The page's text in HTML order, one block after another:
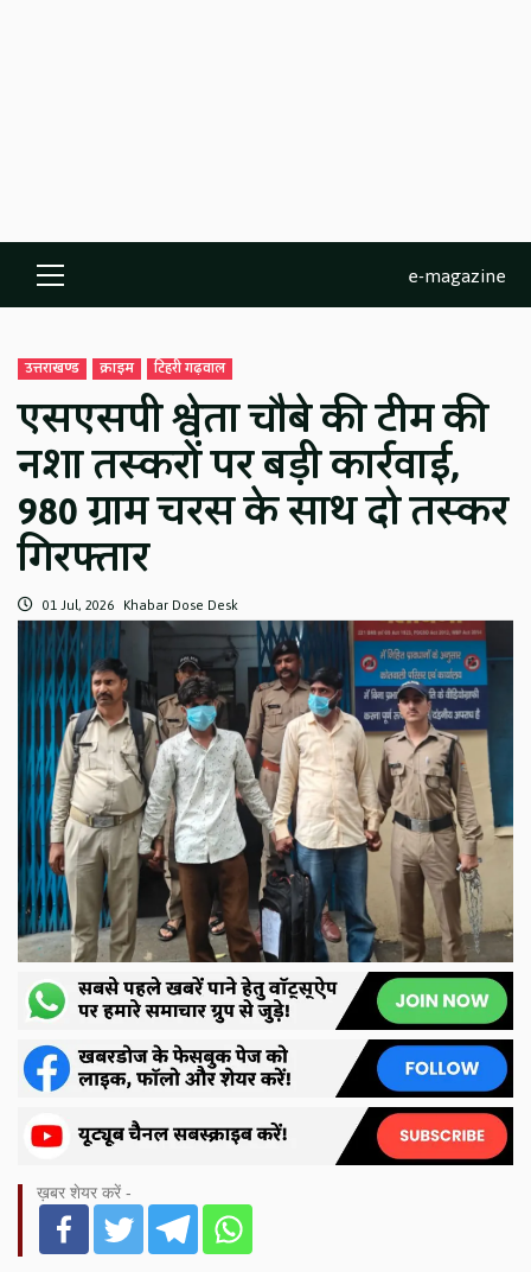
Primary
Menu
e-magazine
उत्तराखण्ड क्राइम टिहरी गढ़वाल
एसएसपी श्वेता चौबे की टीम की
नशा तस्करों पर बड़ी कार्रवाई,
980 ग्राम चरस के साथ दो तस्कर
गिरफ्तार
01 Jul, 2026 Khabar Dose Desk
ख़बर शेयर करें -